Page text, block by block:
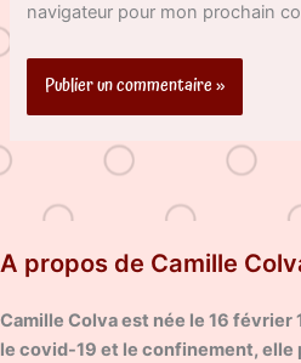
navigateur pour mon prochain
A propos de Camille
Camille Colva est née le 16 février
le covid-19 et le confinement, elle